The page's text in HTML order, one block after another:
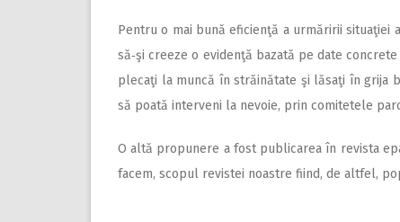
Pentru o mai bună eficienţă a urmăririi
să‑şi creeze o evidenţă bazată pe date
plecaţi la muncă în străinătate şi lăsaţi în grija
să poată interveni la nevoie, prin comitetele
O altă propunere a fost publica­rea în revista
facem, scopul revistei noas­tre fiind, de altfel,